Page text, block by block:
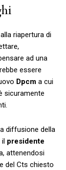
riapertura di
ad una
essere
Dpcm a cui
sicuramente
diffusione della
il presidente
attenendosi
del Cts chiesto